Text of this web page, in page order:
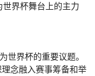
界杯舞台上的主力
世界杯的重要议题。
念融入赛事筹备和举